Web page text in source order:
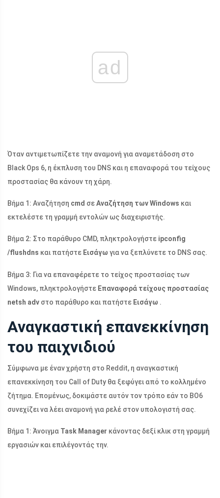
ad
Όταν αντιμετωπίζετε την αναμονή για αναμετάδοση στο
Black Ops 6, η έκπλυση του DNS και η επαναφορά του τείχους
προστασίας θα κάνουν τη χάρη.
Βήμα 1: Αναζήτηση cmd σεΑναζήτηση των Windows και
εκτελέστε τη γραμμή εντολών ως διαχειριστής.
Βήμα 2: Στο παράθυρο CMD, πληκτρολογήστε ipconfig
/flushdns και πατήστε Εισάγω για να ξεπλύνετε το DNS σας.
Βήμα 3: Για να επαναφέρετε το τείχος προστασίας των
Windows, πληκτρολογήστε Επαναφορά τείχους προστασίας
netsh adv στο παράθυρο και πατήστε Εισάγω .
Αναγκαστική επανεκκίνηση
του παιχνιδιού
Σύμφωνα με έναν χρήστη στο Reddit, η αναγκαστική
επανεκκίνηση του Call of Duty θα ξεφύγει από το κολλημένο
ζήτημα. Επομένως, δοκιμάστε αυτόν τον τρόπο εάν το BO6
συνεχίζει να λέει αναμονή για ρελέ στον υπολογιστή σας.
Βήμα 1: Άνοιγμα Task Manager κάνοντας δεξί κλικ στη γραμμή
εργασιών και επιλέγοντάς την.